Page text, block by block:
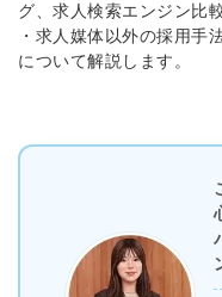
グ、求人検索エンジン比
・求人媒体以外の採用手
について解説します。